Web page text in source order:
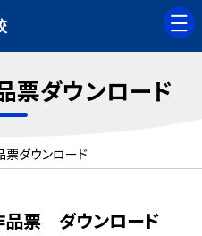
ダウンロード
ダウンロード
票 ダウンロード